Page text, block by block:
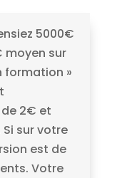
5000€
moyen sur
formation »
2€ et
sur votre
est de
Votre